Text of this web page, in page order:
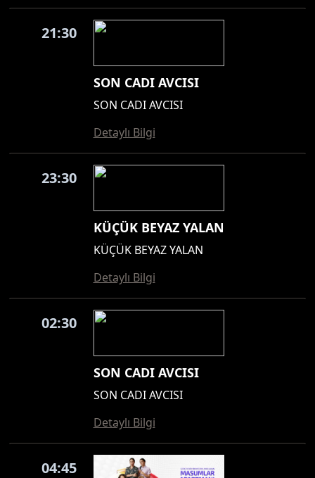
21:30
SON CADI AVCISI
SON CADI AVCISI
Detaylı Bilgi
23:30
KÜÇÜK BEYAZ YALAN
KÜÇÜK BEYAZ YALAN
Detaylı Bilgi
02:30
SON CADI AVCISI
SON CADI AVCISI
Detaylı Bilgi
04:45